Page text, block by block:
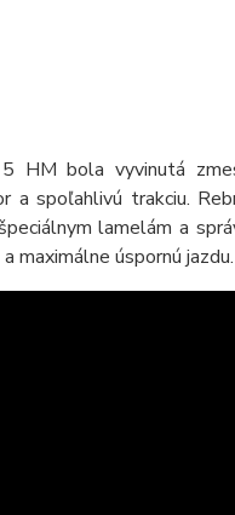
5 HM bola vyvinutá
a spoľahlivú trakciu.
lamelám a
maximálne úspornú jazdu.